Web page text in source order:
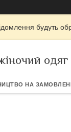
будуть
НА